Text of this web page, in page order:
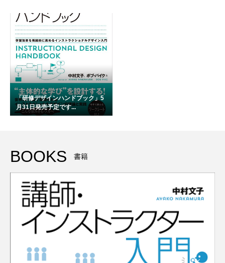
「研修デザインハンドブック」5
月31日発売予定です...
BOOKS 書籍